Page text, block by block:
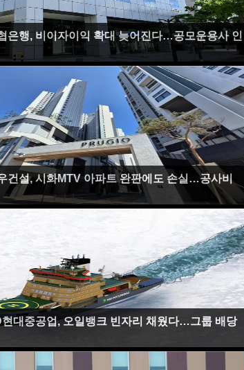
은행, 비이자이익 확대 늦어진다…공모운용사 인
건설, 시화MTV 아파트 완판에도 손실…공사비
대중공업, 오일뱅크 빈자리 채웠다…그룹 배당